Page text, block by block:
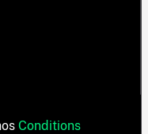
Conditions